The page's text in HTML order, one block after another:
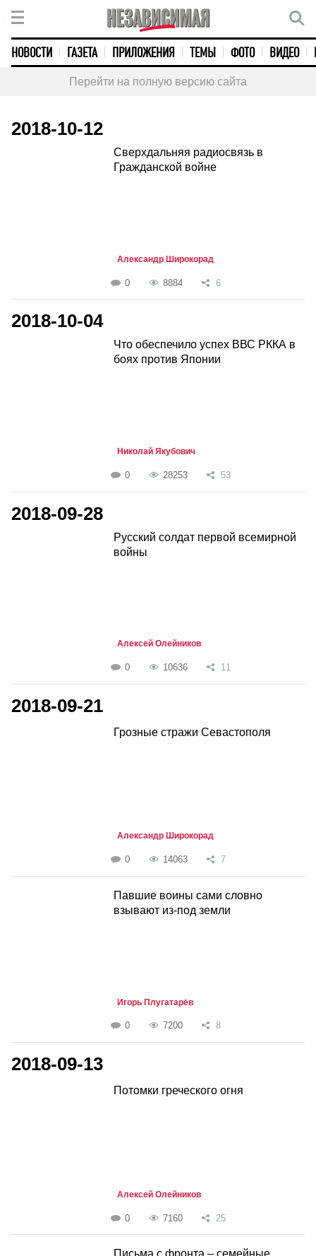
НОВОСТИ ГАЗЕТА ПРИЛОЖЕНИЯ ТЕМЫ ФОТО ВИДЕО
Перейти на полную версию сайта
2018-10-12
Сверхдальняя радиосвязь в
Гражданской войне
Александр Широкорад
0 8884 6
2018-10-04
Что обеспечило успех ВВС РККА в
боях против Японии
Николай Якубович
0 28253 53
2018-09-28
Русский солдат первой всемирной
войны
Алексей Олейников
0 10636 11
2018-09-21
Грозные стражи Севастополя
Александр Широкорад
0 14063 7
Павшие воины сами словно
взывают из-под земли
Игорь Плугатарёв
0 7200 8
2018-09-13
Потомки греческого огня
Алексей Олейников
0 7160 25